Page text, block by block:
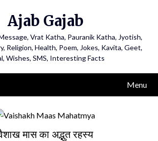
Ajab Gajab
Vrat Katha, Pauranik Katha, Jyotish,
Religion, Health, Poem, Jokes, Kavita, Geet,
Wishes, SMS, Interesting Facts
Menu
मास का अद्भुत रहस्य